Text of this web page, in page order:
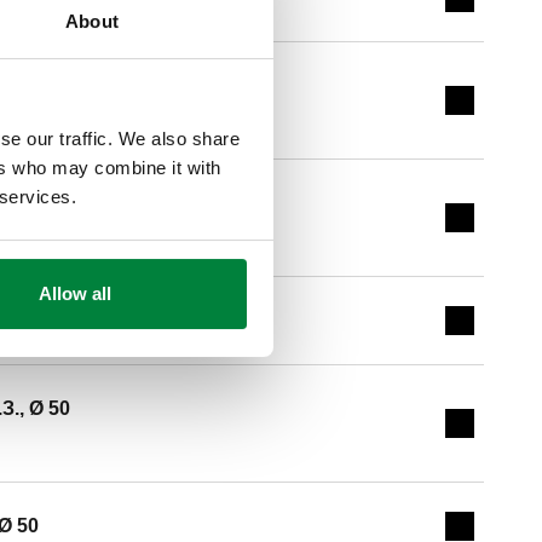
About
our traffic. We also share
who may combine it with
Allow all
Expand
Expand
Ø 40
Expand
Expand
Ø 50
Expand
50